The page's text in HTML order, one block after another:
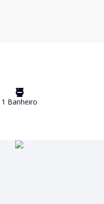
1 Banheiro